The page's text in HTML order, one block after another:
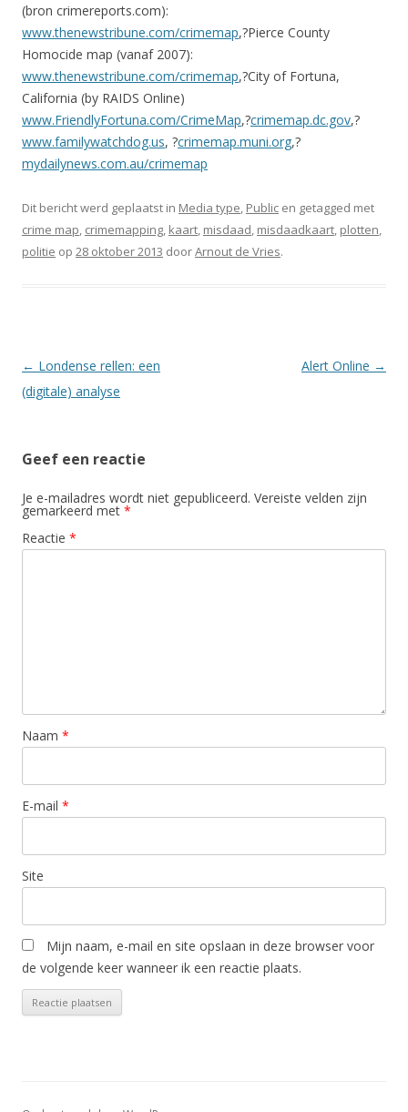
(bron crimereports.com):
www.thenewstribune.com/crimemap,?Pierce County
Homocide map (vanaf 2007):
www.thenewstribune.com/crimemap,?City of Fortuna,
California (by RAIDS Online)
www.FriendlyFortuna.com/CrimeMap,?crimemap.dc.gov,?
www.familywatchdog.us, ?crimemap.muni.org,?
mydailynews.com.au/crimemap
Dit bericht werd geplaatst in Media type, Public en getagged met
crime map, crimemapping, kaart, misdaad, misdaadkaart, plotten,
politie op 28 oktober 2013 doorArnout de Vries.
Berichtnavigatie
← Londense rellen: een
(digitale) analyse
Alert Online →
Geef een reactie
Je e-mailadres wordt niet gepubliceerd. Vereiste velden zijn
gemarkeerd met *
Reactie *
Naam *
E-mail *
Site
Mijn naam, e-mail en site opslaan in deze browser voor
de volgende keer wanneer ik een reactie plaats.